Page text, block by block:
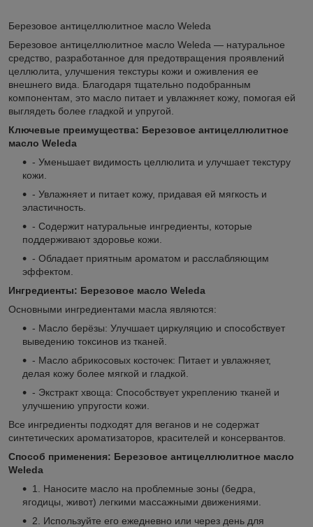
Березовое антицеллюлитное масло Weleda
Березовое антицеллюлитное масло Weleda — натуральное
средство, разработанное для предотвращения проявлений
целлюлита, улучшения текстуры кожи и оживления ее
внешнего вида. Благодаря тщательно подобранным
компонентам, это масло питает и увлажняет кожу, помогая ей
выглядеть более гладкой и упругой.
Ключевые преимущества: Березовое антицеллюлитное
масло Weleda
- Уменьшает видимость целлюлита и улучшает текстуру
кожи.
- Увлажняет и питает кожу, придавая ей мягкость и
эластичность.
- Содержит натуральные ингредиенты, которые
поддерживают здоровье кожи.
- Обладает приятным ароматом и расслабляющим
эффектом.
Ингредиенты: Березовое масло Weleda
Основными ингредиентами масла являются:
- Масло берёзы: Улучшает циркуляцию и способствует
выведению токсинов из тканей.
- Масло абрикосовых косточек: Питает и увлажняет,
делая кожу более мягкой и гладкой.
- Экстракт хвоща: Способствует укреплению тканей и
улучшению упругости кожи.
Все ингредиенты подходят для веганов и не содержат
синтетических ароматизаторов, красителей и консервантов.
Способ применения: Березовое антицеллюлитное масло
Weleda
1. Наносите масло на проблемные зоны (бедра,
ягодицы, живот) легкими массажными движениями.
2. Используйте его ежедневно или через день для